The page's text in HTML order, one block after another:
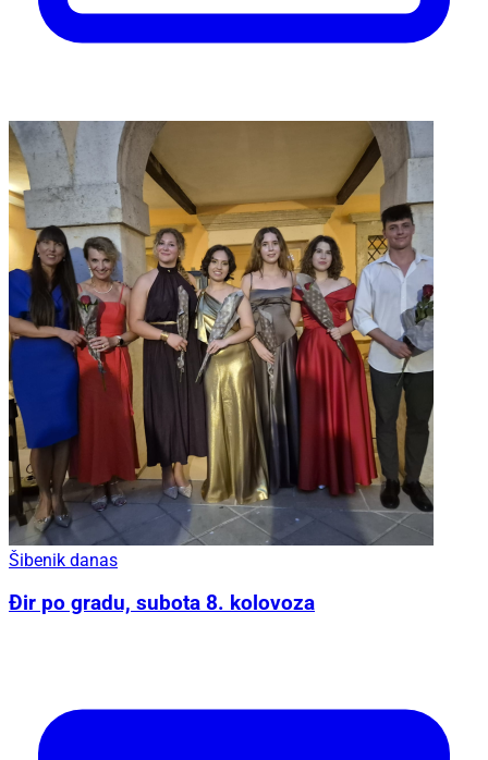
Šibenik danas
Đir po gradu, subota 8. kolovoza